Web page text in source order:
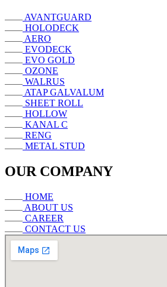
AVANTGUARD
HOLODECK
AERO
EVODECK
EVO GOLD
OZONE
WALRUS
ATAP GALVALUM
SHEET ROLL
HOLLOW
KANAL C
RENG
METAL STUD
OUR COMPANY
HOME
ABOUT US
CAREER
CONTACT US